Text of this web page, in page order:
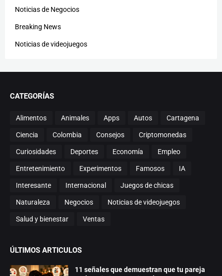
Noticias de Negocios
Breaking News
Noticias de videojuegos
CATEGORÍAS
Alimentos Animales Apps Autos Cartagena
Ciencia Colombia Consejos Criptomonedas
Curiosidades Deportes Economía Empleo
Entretenimiento Experimentos Famosos IA
Interesante Internacional Juegos de chicas
Naturaleza Negocios Noticias de videojuegos
Salud y bienestar Ventas
ÚLTIMOS ARTICULOS
11 señales que demuestran que tu pareja